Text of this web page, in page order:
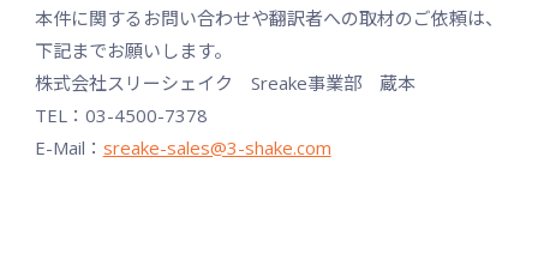
本件に関するお問い合わせや翻訳者への取材のご依頼は、
下記までお願いします。
株式会社スリーシェイク Sreake事業部 蔵本
TEL：03-4500-7378
E-Mail： sreake-sales@3-shake.com